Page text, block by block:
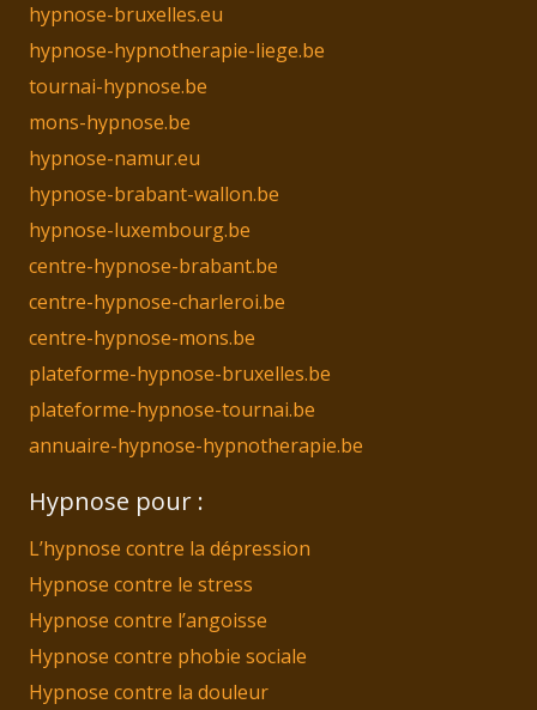
hypnose-bruxelles.eu
hypnose-hypnotherapie-liege.be
tournai-hypnose.be
mons-hypnose.be
hypnose-namur.eu
hypnose-brabant-wallon.be
hypnose-luxembourg.be
centre-hypnose-brabant.be
centre-hypnose-charleroi.be
centre-hypnose-mons.be
plateforme-hypnose-bruxelles.be
plateforme-hypnose-tournai.be
annuaire-hypnose-hypnotherapie.be
Hypnose pour :
L’hypnose contre la dépression
Hypnose contre le stress
Hypnose contre l’angoisse
Hypnose contre phobie sociale
Hypnose contre la douleur